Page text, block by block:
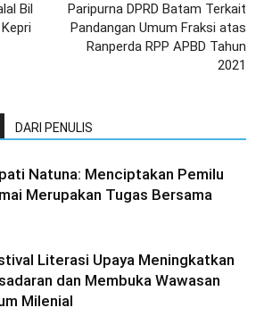
Bil
Paripurna DPRD Batam Terkait
Pandangan Umum Fraksi atas
Ranperda RPP APBD Tahun
2021
DARI PENULIS
Natuna: Menciptakan Pemilu
Merupakan Tugas Bersama
Literasi Upaya Meningkatkan
dan Membuka Wawasan
Milenial